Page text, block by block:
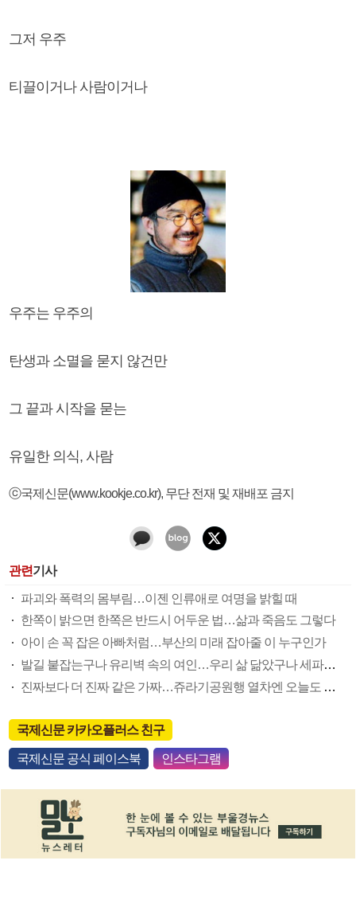
그저 우주
티끌이거나 사람이거나
우주는 우주의
탄생과 소멸을 묻지 않건만
그 끝과 시작을 묻는
유일한 의식, 사람
ⓒ국제신문(www.kookje.co.kr), 무단 전재 및 재배포 금지
관련기사
파괴와 폭력의 몸부림…이젠 인류애로 여명을 밝힐 때
한쪽이 밝으면 한쪽은 반드시 어두운 법…삶과 죽음도 그렇다
아이 손 꼭 잡은 아빠처럼…부산의 미래 잡아줄 이 누구인가
발길 붙잡는구나 유리벽 속의 여인…우리 삶 닮았구나 세파에 지친 얼굴
진짜보다 더 진짜 같은 가짜…쥬라기공원행 열차엔 오늘도 줄을 선다
국제신문 카카오플러스 친구
국제신문 공식 페이스북 인스타그램